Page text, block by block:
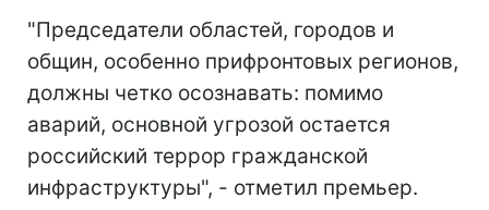
"Председатели областей, городов и
общин, особенно прифронтовых регионов,
должны четко осознавать: помимо
аварий, основной угрозой остается
российский террор гражданской
инфраструктуры", - отметил премьер.